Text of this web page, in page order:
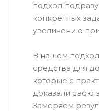
подход
конкретных
увеличению
В нашем
средства для
которые с
доказали свою
Замеряем